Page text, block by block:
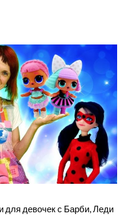
девочек с Барби, Леди